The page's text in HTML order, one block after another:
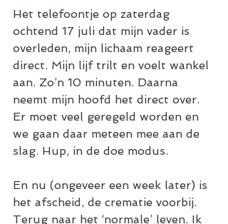
Het telefoontje op zaterdag
ochtend 17 juli dat mijn vader is
overleden, mijn lichaam reageert
direct. Mijn lijf trilt en voelt wankel
aan. Zo’n 10 minuten. Daarna
neemt mijn hoofd het direct over.
Er moet veel geregeld worden en
we gaan daar meteen mee aan de
slag. Hup, in de doe modus.
En nu (ongeveer een week later) is
het afscheid, de crematie voorbij.
Terug naar het ‘normale’ leven. Ik